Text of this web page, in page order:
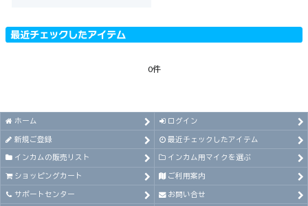
最近チェックしたアイテム
0件
ホーム ログイン
新規ご登録 最近チェックしたアイテム
インカムの販売リスト インカム用マイクを選ぶ
ショッピングカート ご利用案内
サポートセンター お問い合せ